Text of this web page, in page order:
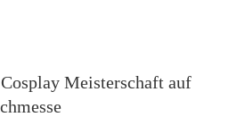
Frankfurt
Meisterschaft auf